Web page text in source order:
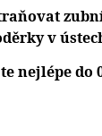
v
nejlépe do